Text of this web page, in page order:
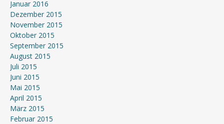
Januar 2016
Dezember 2015
November 2015
Oktober 2015
September 2015
August 2015
Juli 2015
Juni 2015
Mai 2015
April 2015
März 2015
Februar 2015